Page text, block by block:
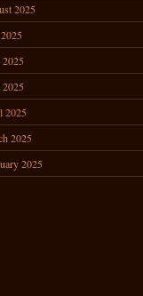
2025
2025
2025
2025
2025